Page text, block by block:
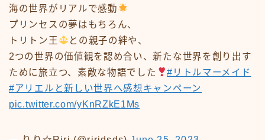
海の世界がリアルで感動
プリンセスの夢はもちろん、
トリトン王
との親子の絆や、
2つの世界の価値観を認め合い、新たな世界を創り出す
ために旅立つ、素敵な物語でした
#リトルマーメイド
#アリエルと新しい世界へ感想キャンペーン
pic.twitter.com/yKnRZkE1Ms